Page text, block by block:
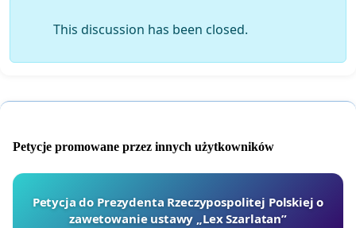
This discussion has been closed.
Petycje promowane przez innych użytkowników
Petycja do Prezydenta Rzeczypospolitej Polskiej o
zawetowanie ustawy „Lex Szarlatan”